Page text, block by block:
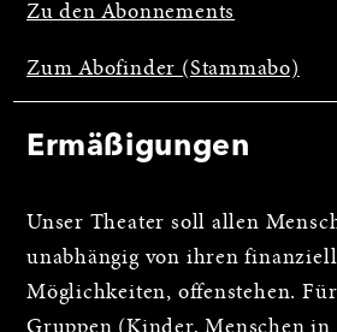
Zu den Abonnements
Zum Abofinder (Stammabo)
Ermäßigungen
Unser Theater soll allen
unabhängig von ihren
Möglichkeiten, offenstehen.